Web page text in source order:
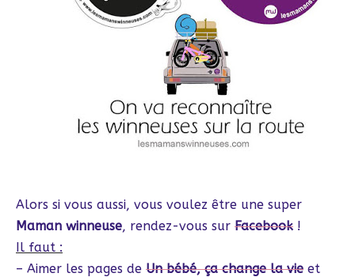
Alors si vous aussi, vous voulez être une super
Maman winneuse, rendez-vous sur Facebook !
Il faut :
– Aimer les pages de Un bébé, ça change la vie et